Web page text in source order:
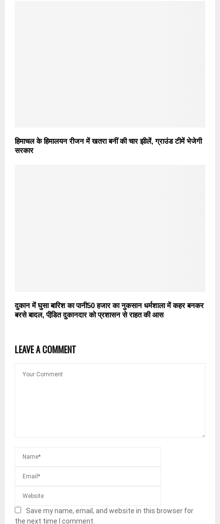
हिमाचल के हिमालयन रीजन में खतरा बनीं की चार झीलें, ग्राउंड टीमें भेजेगी
सरकार
दुकान में घुसा बारिश का पानी50 हजार का नुकसान धर्मशाला में कहर बनकर
बरसे बादल, पीडि़त दुकानदार को प्रशासन से राहत की आस
LEAVE A COMMENT
Save my name, email, and website in this browser for
the next time I comment.